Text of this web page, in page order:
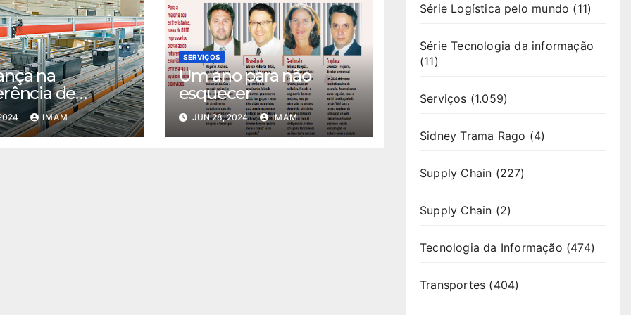
na
de
IMAM
SERVIÇOS
Um ano para não
esquecer
JUN 28, 2024 IMAM
Série Logística pelo mundo (11)
Série Tecnologia da informação
(11)
Serviços (1.059)
Sidney Trama Rago (4)
Supply Chain (227)
Supply Chain (2)
Tecnologia da Informação (474)
Transportes (404)